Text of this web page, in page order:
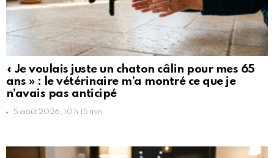
« Je voulais juste un chaton câlin pour mes 65
ans » : le vétérinaire m’a montré ce que je
n’avais pas anticipé
5 août 2026, 10 h 15 min